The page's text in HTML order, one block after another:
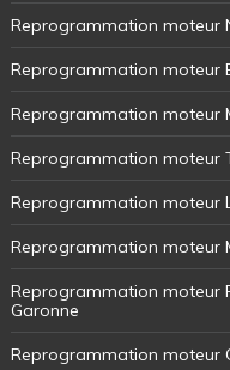
Reprogrammation moteur
Reprogrammation moteur
Reprogrammation moteur
Reprogrammation moteur
Reprogrammation moteur
Reprogrammation moteur
Reprogrammation moteur
Garonne
Reprogrammation moteur